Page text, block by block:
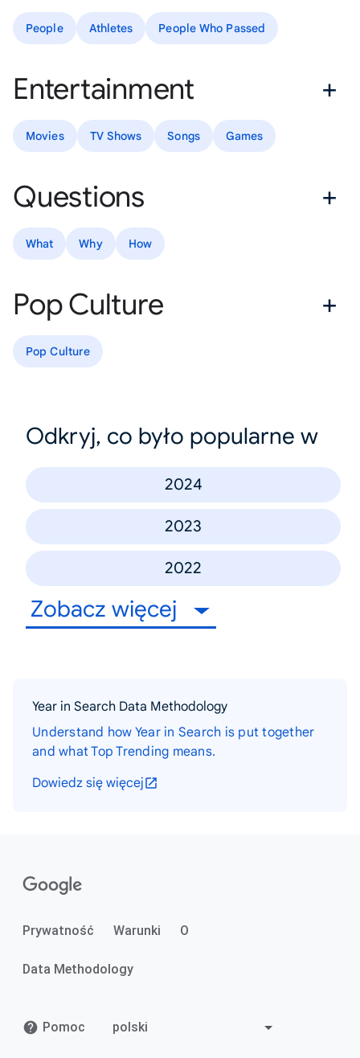
People Athletes People Who Passed
Entertainment
Movies TV Shows Songs Games
Questions
What Why How
Pop Culture
Pop Culture
Odkryj, co było popularne w
2024
2023
2022
Zobacz więcej
Year in Search Data Methodology
Understand how Year in Search is put together
and what Top Trending means.
Dowiedz się więcej
Prywatność Warunki O
Data Methodology
Pomoc